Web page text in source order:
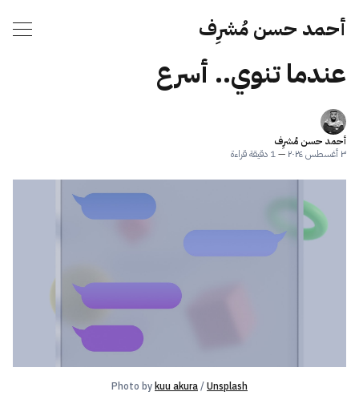
أحمد حسن مُشرِف
عندما تنوي.. أسرع
أحمد حسن مُشرِف
٣ أغسطس ٢٠٢٤
—1 دقيقة قراءة
Photo by kuu akura / Unsplash